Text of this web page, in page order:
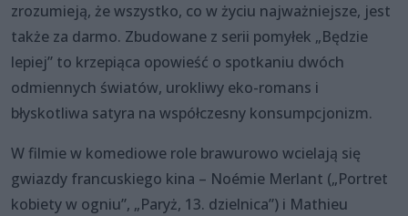
zrozumieją, że wszystko, co w życiu najważniejsze, jest
także za darmo. Zbudowane z serii pomyłek „Będzie
lepiej” to krzepiąca opowieść o spotkaniu dwóch
odmiennych światów, urokliwy eko-romans i
błyskotliwa satyra na współczesny konsumpcjonizm.
W filmie w komediowe role brawurowo wcielają się
gwiazdy francuskiego kina – Noémie Merlant („Portret
kobiety w ogniu”, „Paryż, 13. dzielnica”) i Mathieu